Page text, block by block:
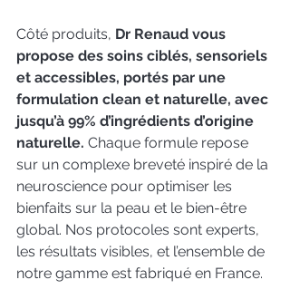
Côté produits, Dr Renaud vous
propose des soins ciblés, sensoriels
et accessibles, portés par une
formulation clean et naturelle, avec
jusqu’à 99% d’ingrédients d’origine
naturelle. Chaque formule repose
sur un complexe breveté inspiré de la
neuroscience pour optimiser les
bienfaits sur la peau et le bien-être
global. Nos protocoles sont experts,
les résultats visibles, et l’ensemble de
notre gamme est fabriqué en France.